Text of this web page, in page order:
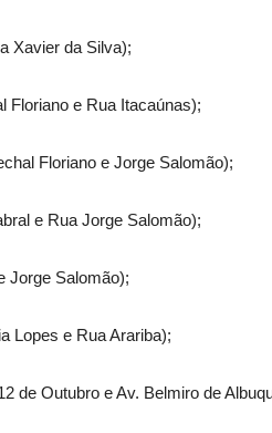
Xavier da Silva);
Floriano e Rua Itacaúnas);
Floriano e Jorge Salomão);
e Rua Jorge Salomão);
Jorge Salomão);
Lopes e Rua Arariba);
de Outubro e Av. Belmiro de